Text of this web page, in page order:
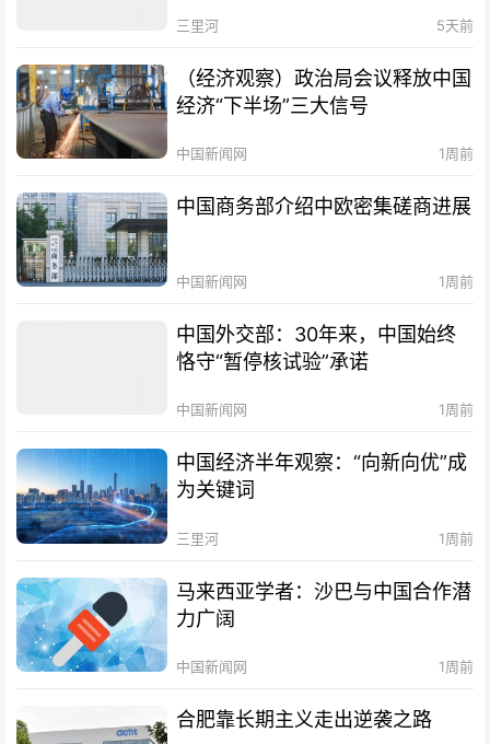
三里河 5天前
（经济观察）政治局会议释放中国
经济“下半场”三大信号
中国新闻网 1周前
中国商务部介绍中欧密集磋商进展
中国新闻网 1周前
中国外交部：30年来，中国始终
恪守“暂停核试验”承诺
中国新闻网 1周前
中国经济半年观察：“向新向优”成
为关键词
三里河 1周前
马来西亚学者：沙巴与中国合作潜
力广阔
中国新闻网 1周前
合肥靠长期主义走出逆袭之路